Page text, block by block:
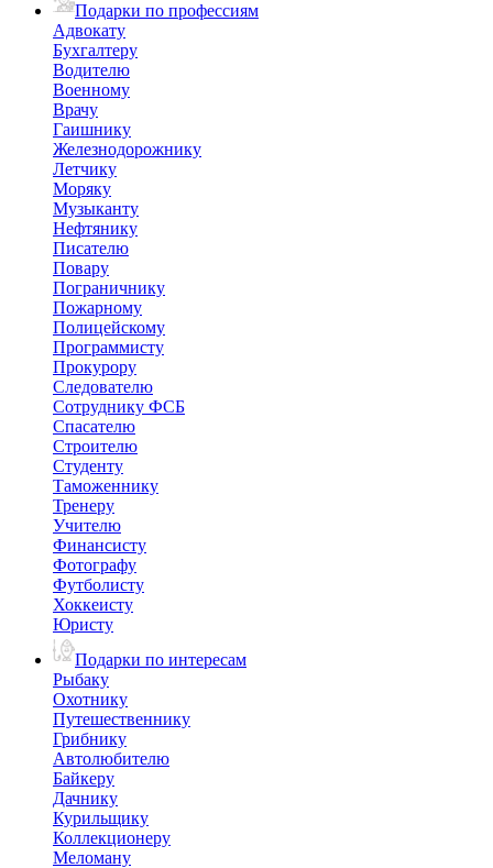
Подарки по профессиям
Адвокату
Бухгалтеру
Водителю
Военному
Врачу
Гаишнику
Железнодорожнику
Летчику
Моряку
Музыканту
Нефтянику
Писателю
Повару
Пограничнику
Пожарному
Полицейскому
Программисту
Прокурору
Следователю
Сотруднику ФСБ
Спасателю
Строителю
Студенту
Таможеннику
Тренеру
Учителю
Финансисту
Фотографу
Футболисту
Хоккеисту
Юристу
Подарки по интересам
Рыбаку
Охотнику
Путешественнику
Грибнику
Автолюбителю
Байкеру
Дачнику
Курильщику
Коллекционеру
Меломану